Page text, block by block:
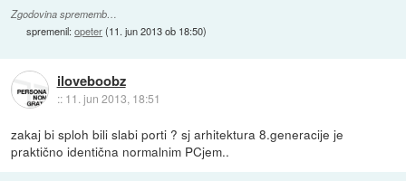
Zgodovina sprememb…
spremenil:opeter(11. jun 2013 ob 18:50)
iloveboobz
:: 11. jun 2013, 18:51
zakaj bi sploh bili slabi porti ? sj arhitektura 8.generacije je
praktično identična normalnim PCjem..